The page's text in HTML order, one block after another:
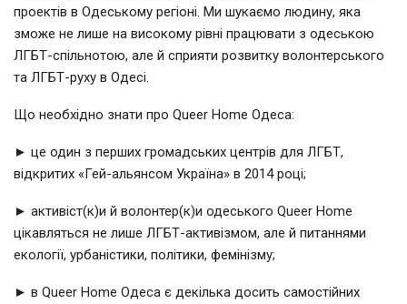
проектів в Одеському регіоні. Ми шукаємо людину, яка
зможе не лише на високому рівні працювати з одеською
ЛГБТ-спільнотою, але й сприяти розвитку волонтерського
та ЛГБТ-руху в Одесі.
Що необхідно знати про Queer Home Одеса:
► це один з перших громадських центрів для ЛГБТ,
відкритих «Гей-альянсом Україна» в 2014 році;
► активіст(к)и й волонтер(к)и одеського Queer Home
цікавляться не лише ЛГБТ-активізмом, але й питаннями
екології, урбаністики, політики, фемінізму;
► в Queer Home Одеса є декілька досить самостійних